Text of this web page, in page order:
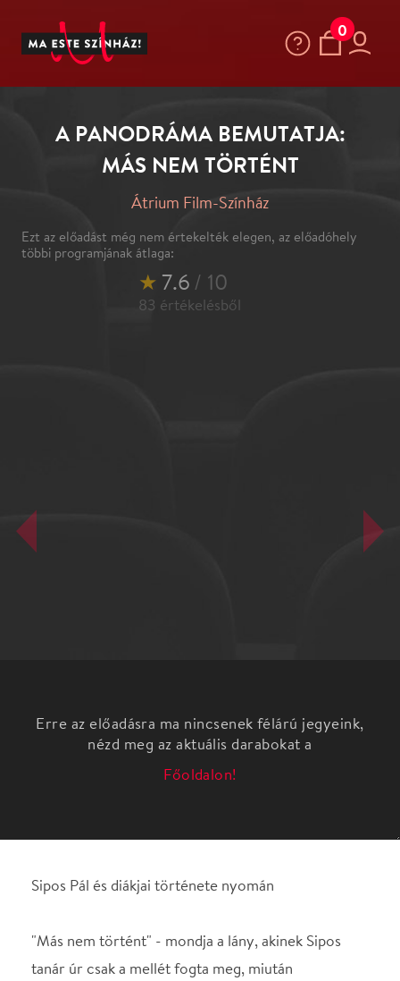
MÁS NEM TÖRTÉNT
Átrium Film-Színház
Ezt az előadást még nem értekelték elegen, az előadóhely
★ 7.6/ 10
83 értékelésből
Sipos Pál és diákjai története nyomán
megcsókolta. Más nem történt - mondták a
egy nagy játék. Más nem történt - mondja Sipos
megállapodással hirtelen elhagyta az iskolát. Utána
már nem. "Utána benőtt a fejem lágya." Más nem